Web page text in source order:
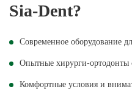
Sia-Dent?
Современное оборудование
Опытные хирурги-ортодонты
Комфортные условия и